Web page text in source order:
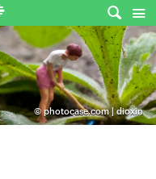
©photocase.com | dioxin